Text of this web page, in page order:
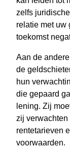
zelfs
relatie met uw
toekomst
Aan de
de
hun
die gepaard
lening. Zij
zij verwachten
rentetarieven
voorwaarden.